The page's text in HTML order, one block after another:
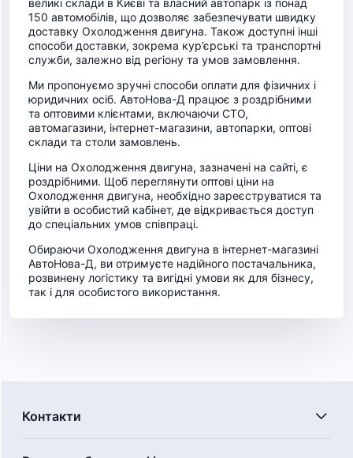
великі склади в Києві та власний автопарк із понад
150 автомобілів, що дозволяє забезпечувати швидку
доставку Охолодження двигуна. Також доступні інші
способи доставки, зокрема кур’єрські та транспортні
служби, залежно від регіону та умов замовлення.
Ми пропонуємо зручні способи оплати для фізичних і
юридичних осіб. АвтоНова-Д працює з роздрібними
та оптовими клієнтами, включаючи СТО,
автомагазини, інтернет-магазини, автопарки, оптові
склади та столи замовлень.
Ціни на Охолодження двигуна, зазначені на сайті, є
роздрібними. Щоб переглянути оптові ціни на
Охолодження двигуна, необхідно зареєструватися та
увійти в особистий кабінет, де відкривається доступ
до спеціальних умов співпраці.
Обираючи Охолодження двигуна в інтернет-магазині
АвтоНова-Д, ви отримуєте надійного постачальника,
розвинену логістику та вигідні умови як для бізнесу,
так і для особистого використання.
Контакти